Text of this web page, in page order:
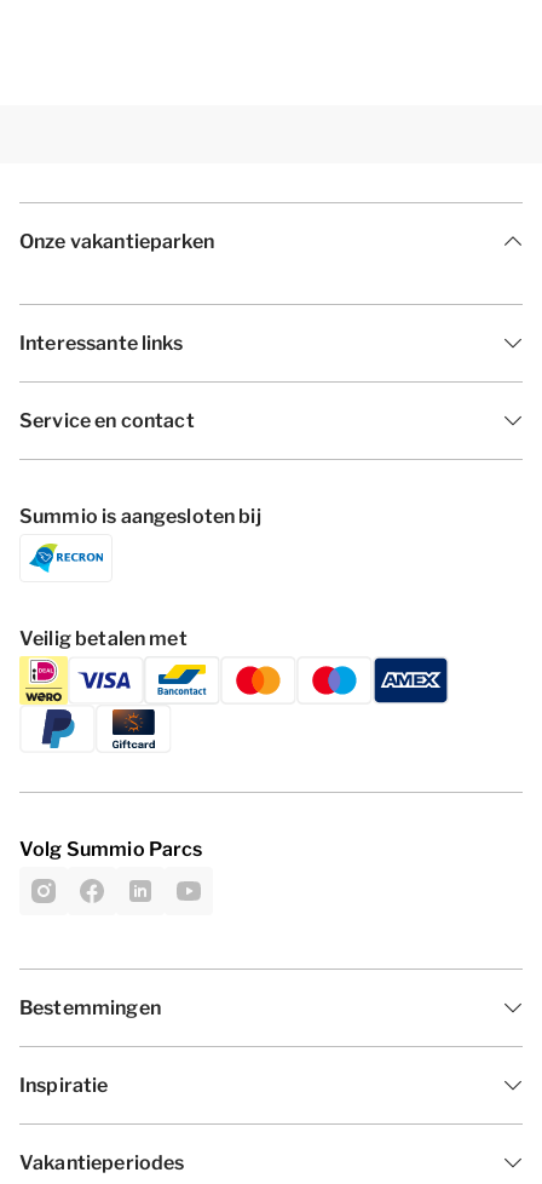
Onze vakantieparken
Interessante links
Service en contact
Summio is aangesloten bij
Veilig betalen met
Volg Summio Parcs
Bestemmingen
Inspiratie
Vakantieperiodes